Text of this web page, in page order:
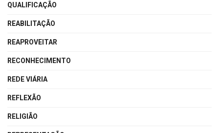
QUALIFICAÇÃO
REABILITAÇÃO
REAPROVEITAR
RECONHECIMENTO
REDE VIÁRIA
REFLEXÃO
RELIGIÃO